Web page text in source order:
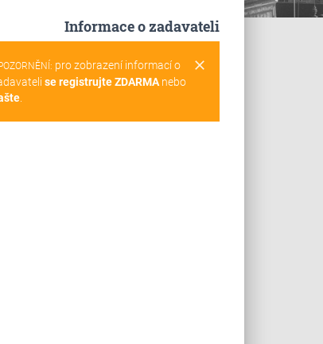
Informace o zadavateli
clear
pro zobrazení informací o
se registrujte ZDARMAnebo
.